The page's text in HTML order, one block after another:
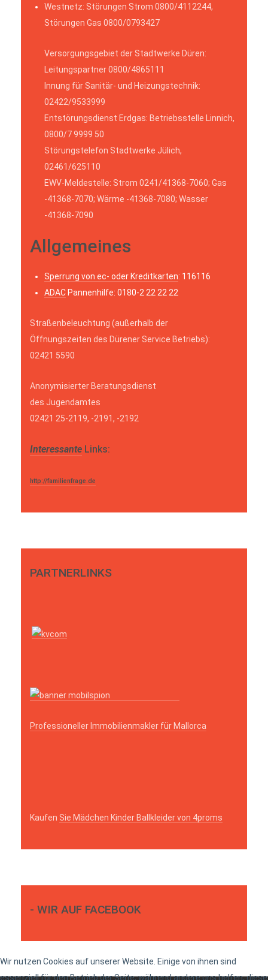
Westnetz: Störungen Strom 0800/4112244,
Störungen Gas 0800/0793427
Versorgungsgebiet der Stadtwerke Düren:
Leitungspartner 0800/4865111
Innung für Sanitär- und Heizungstechnik:
02422/9533999
Entstörungsdienst Erdgas: Betriebsstelle Linnich,
0800/7 9999 50
Störungstelefon Stadtwerke Jülich,
02461/625110
EWV-Meldestelle: Strom 0241/41368-7060; Gas
-41368-7070; Wärme -41368-7080; Wasser
-41368-7090
Allgemeines
Sperrung von ec- oder Kreditkarten: 116116
ADAC Pannenhilfe: 0180-2 22 22 22
Straßenbeleuchtung (außerhalb der
Öffnungszeiten des Dürener Service Betriebs):
02421 5590
Anonymisierter Beratungsdienst
des Jugendamtes
02421 25-2119, -2191, -2192
Interessante Links:
http://familienfrage.de
PARTNERLINKS
Professioneller Immobilienmakler für Mallorca
Kaufen Sie Mädchen Kinder Ballkleider von 4proms
- WIR AUF FACEBOOK
Wir nutzen Cookies auf unserer Website. Einige von ihnen sind
essenziell für den Betrieb der Seite, während andere uns helfen, diese